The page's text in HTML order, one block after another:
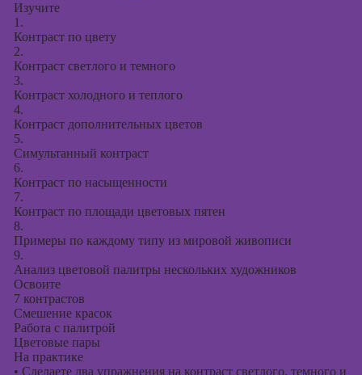
Изучите
1.
Контраст по цвету
2.
Контраст светлого и темного
3.
Контраст холодного и теплого
4.
Контраст дополнительных цветов
5.
Симультанный контраст
6.
Контраст по насыщенности
7.
Контраст по площади цветовых пятен
8.
Примеры по каждому типу из мировой живописи
9.
Анализ цветовой палитры нескольких художников
Освоите
7 контрастов
Смешение красок
Работа с палитрой
Цветовые пары
На практике
• Сделаете два упражнения на контраст светлого, темного и